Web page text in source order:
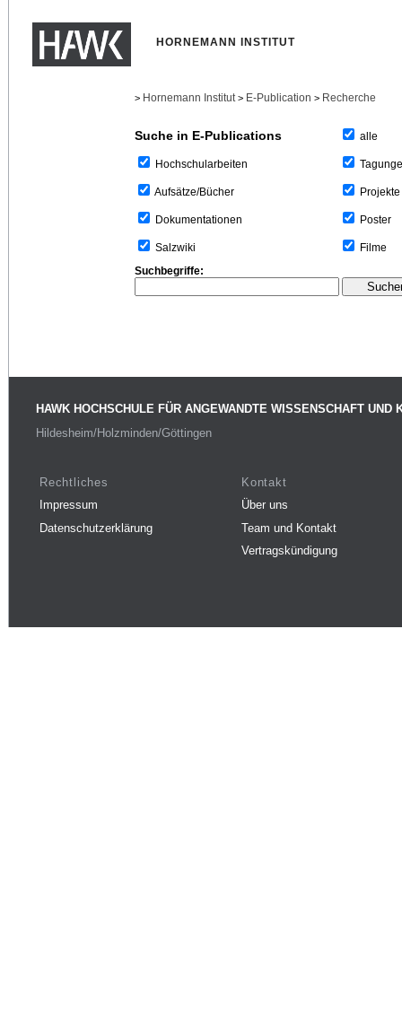
HORNEMANN INSTITUT
> Hornemann Institut > E-Publication > Recherche
Suche in E-Publications
Hochschularbeiten
Aufsätze/Bücher
Dokumentationen
Salzwiki
alle
Projekte
Poster
Filme
Suchbegriffe:
HAWK HOCHSCHULE FÜR ANGEWANDTE WISSENSCHAFT UND
Hildesheim/Holzminden/Göttingen
Rechtliches
Impressum
Datenschutzerklärung
Kontakt
Über uns
Team und Kontakt
Vertragskündigung